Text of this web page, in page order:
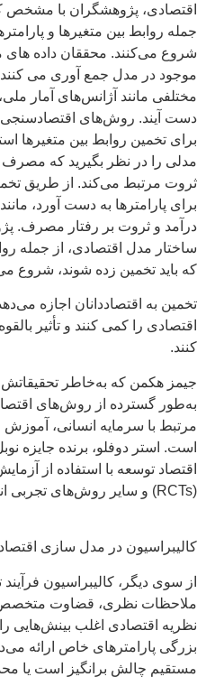
اقتصادی، پژوهشگران با مشخص
جمله روابط بین متغیرها و
شروع می‌کنند. محققان داده های
موجود در مدل جمع آوری می کنند.
مختلفی مانند آژانس‌های آمار
دست آیند. روش‌های اقتصادسنجی
برای تخمین روابط بین متغیرها
مدلی را در نظر بگیرید که مصرف
ثروت مرتبط می‌کند. از طریق
برای پارامترها به دست آورد،
درآمد و ثروت بر رفتار مصرف.
ساختار مدل اقتصادی، از جمله
که باید تخمین زده شوند، شروع
تخمین به اقتصاددانان اجازه
اقتصادی را کمی کنند و تأثیر
کنند.
جیمز هکمن که به‌خاطر
به‌طور گسترده از روش‌های
مرتبط با سرمایه انسانی، آموزش و
است. استر دوفلو، برنده جایزه
اقتصاد توسعه با استفاده از
(RCTs) و سایر روش‌های تجربی انجام داده است.
کالیبراسیون در مدل سازی
از سوی دیگر، کالیبراسیون
ملاحظات نظری، قضاوت متخصص
نظریه اقتصادی اغلب بینش‌هایی
بزرگی پارامترهای خاص ارائه
مستقیم چالش برانگیز است یا